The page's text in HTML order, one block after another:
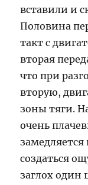
вставили и
Половина
такт с
вторая
что при
вторую,
зоны тяги.
очень
создаться
заглох один